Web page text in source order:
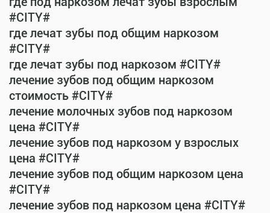
#CITY#
где лечат зубы под общим наркозом
#CITY#
где лечат зубы под наркозом #CITY#
лечение зубов под общим наркозом
стоимость #CITY#
лечение молочных зубов под наркозом
цена #CITY#
лечение зубов под наркозом у взрослых
цена #CITY#
лечение зубов под общим наркозом цена
#CITY#
лечение зубов под наркозом цена #CITY#